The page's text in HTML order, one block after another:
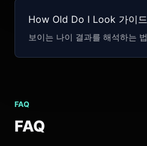
How Old Do I Look 가이드
보이는 나이 결과를 해석하는
FAQ
FAQ